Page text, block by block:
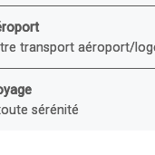
transport aéroport/
sérénité